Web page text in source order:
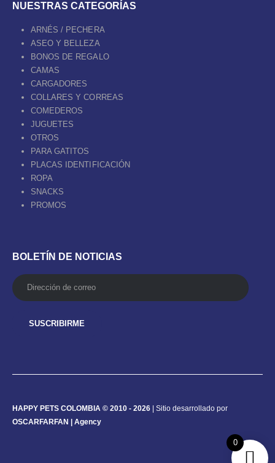
NUESTRAS CATEGORÍAS
ARNÉS / PECHERA
ASEO Y BELLEZA
BONOS DE REGALO
CAMAS
CARGADORES
COLLARES Y CORREAS
COMEDEROS
JUGUETES
OTROS
PARA GATITOS
PLACAS IDENTIFICACIÓN
ROPA
SNACKS
PROMOS
BOLETÍN DE NOTICIAS
HAPPY PETS COLOMBIA © 2010 - 2026 | Sitio desarrollado por
OSCARFARFAN | Agency
0